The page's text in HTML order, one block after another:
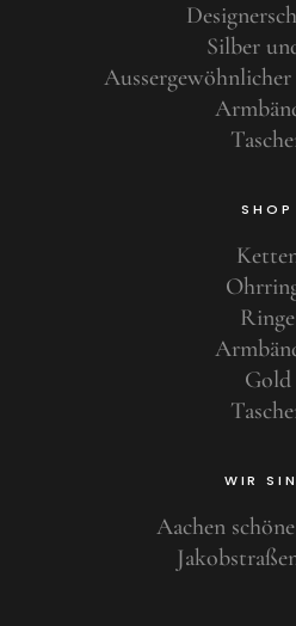
Silber
SHOP
Ringe
Gold
WIR
Aachen